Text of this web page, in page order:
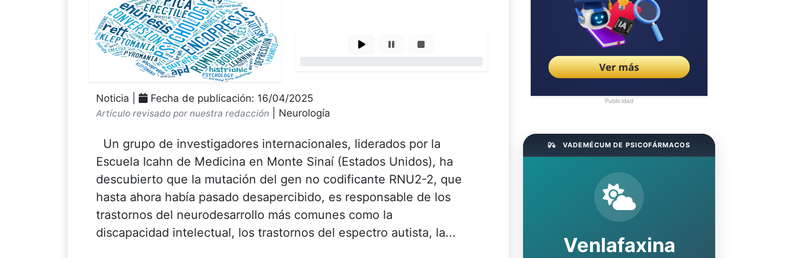
Noticia | Fecha de publicación: 16/04/2025
Artículo revisado por nuestra redacción | Neurología
Un grupo de investigadores internacionales, liderados por la
Escuela Icahn de Medicina en Monte Sinaí (Estados Unidos), ha
descubierto que la mutación del gen no codificante RNU2-2, que
hasta ahora había pasado desapercibido, es responsable de los
trastornos del neurodesarrollo más comunes como la
discapacidad intelectual, los trastornos del espectro autista, la...
Publicidad
VADEMÉCUM DE PSICOFÁRMACOS
Venlafaxina